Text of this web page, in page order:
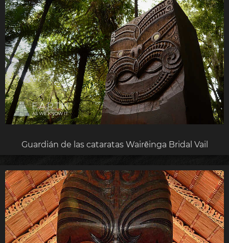
Guardián de las cataratas Wairēinga Bridal Vail